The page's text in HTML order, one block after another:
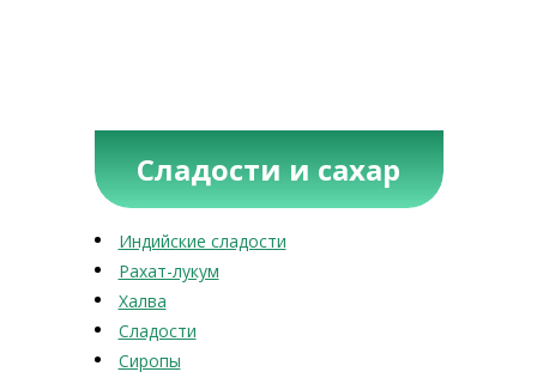
Сладости и сахар
Индийские сладости
Рахат-лукум
Халва
Сладости
Сиропы